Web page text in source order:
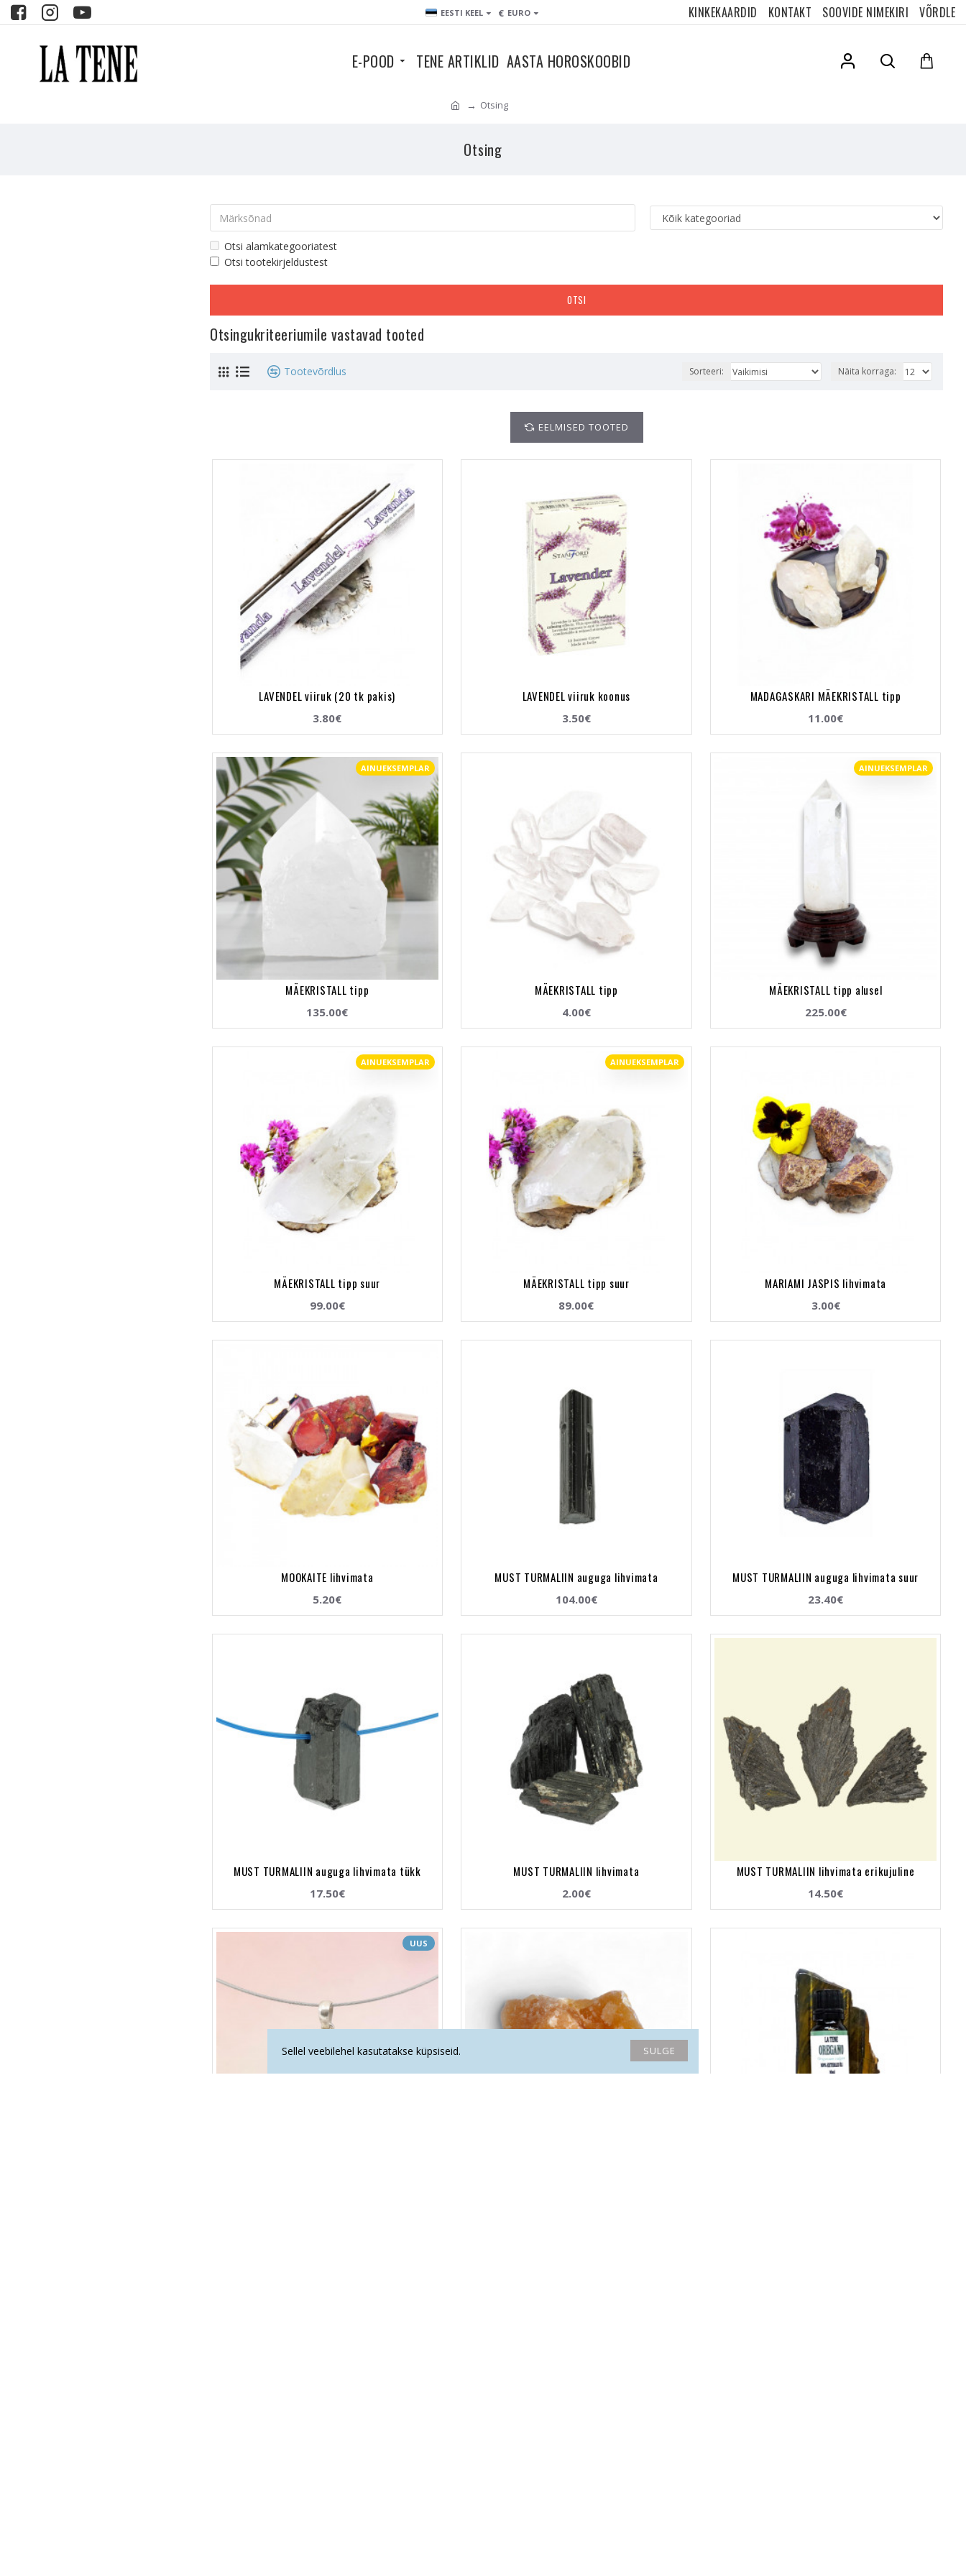
EESTI KEEL € EURO KINKEKAARDID KONTAKT SOOVIDE NIMEKIRI VÕRDLE
E-POOD TENE ARTIKLID AASTA HOROSKOOBID
Otsing
Otsing
Otsi alamkategooriatest
Otsi tootekirjeldustest
OTSI
Otsingukriteeriumile vastavad tooted
Tootevõrdlus Sorteeri: Näita korraga:
EELMISED TOOTED
LAVENDEL viiruk (20 tk pakis)
3.80€
LAVENDEL viiruk koonus
3.50€
MADAGASKARI MÄEKRISTALL tipp
11.00€
AINUEKSEMPLAR
MÄEKRISTALL tipp
135.00€
MÄEKRISTALL tipp
4.00€
AINUEKSEMPLAR
MÄEKRISTALL tipp alusel
225.00€
AINUEKSEMPLAR
MÄEKRISTALL tipp suur
99.00€
AINUEKSEMPLAR
MÄEKRISTALL tipp suur
89.00€
MARIAMI JASPIS lihvimata
3.00€
MOOKAITE lihvimata
5.20€
MUST TURMALIIN auguga lihvimata
104.00€
MUST TURMALIIN auguga lihvimata suur
23.40€
MUST TURMALIIN auguga lihvimata tükk
17.50€
MUST TURMALIIN lihvimata
2.00€
MUST TURMALIIN lihvimata erikujuline
14.50€
UUS
SULGE
Sellel veebilehel kasutatakse küpsiseid.